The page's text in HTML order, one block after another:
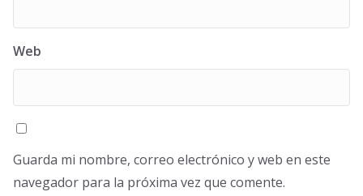
Web
Guarda mi nombre, correo electrónico y web en este
navegador para la próxima vez que comente.